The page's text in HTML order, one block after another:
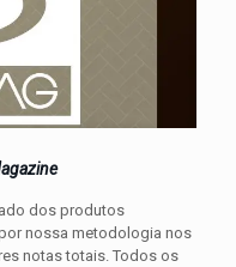
dos produtos
nossa metodologia nos
notas totais. Todos os